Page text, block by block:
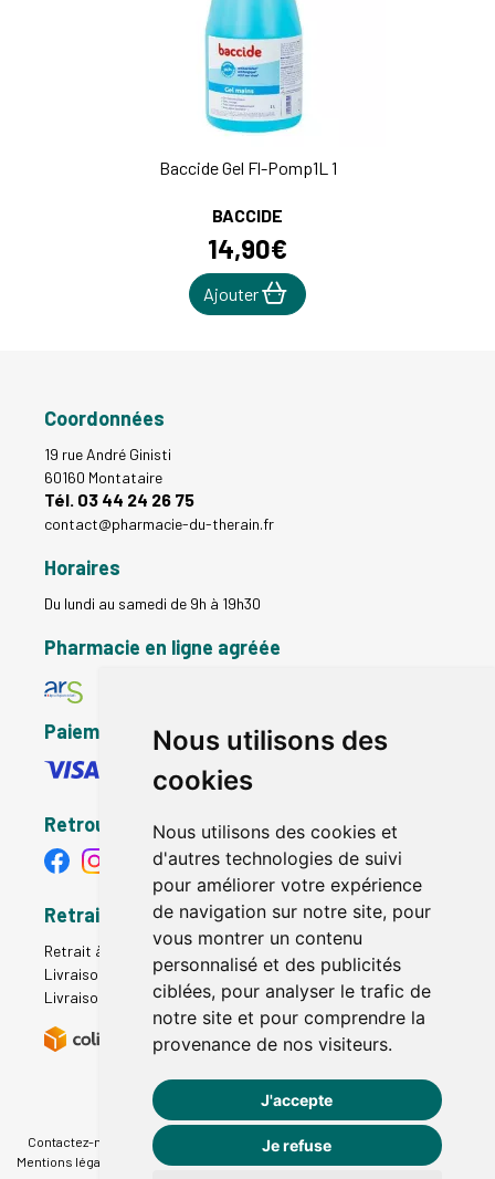
Nous utilisons des
cookies
Nous utilisons des cookies et
d'autres technologies de suivi
pour améliorer votre expérience
de navigation sur notre site, pour
vous montrer un contenu
personnalisé et des publicités
ciblées, pour analyser le trafic de
notre site et pour comprendre la
provenance de nos visiteurs.
J'accepte
Je refuse
Baccide Gel Fl-Pomp1L 1
BACCIDE
14,90€
Ajouter
Coordonnées
19 rue André Ginisti
60160 Montataire
Tél. 03 44 24 26 75
contact@pharmacie-du-therain.fr
Horaires
Du lundi au samedi de 9h à 19h30
Pharmacie en ligne agréée
Paiement sécurisé
Retrouvez-nous
Retrait - Livraison
Retrait à la pharmacie - Click & Collect
Livraison en Point Relais
Livraison à domicile
Contactez-nous Poser une question | Déclarer un effet indésirable
Mentions légales
Conditions générales - CGV Données personnelles